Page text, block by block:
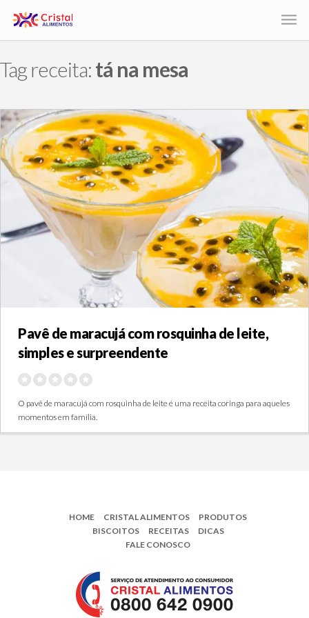
Tag receita:tá na mesa
Pavê de maracujá com rosquinha de leite,
simples e surpreendente
O pavê de maracujá com rosquinha de leite é uma receita coringa para aqueles
momentos em família.
HOME CRISTAL ALIMENTOS
PRODUTOS
BISCOITOS
RECEITAS
DICAS
FALE CONOSCO